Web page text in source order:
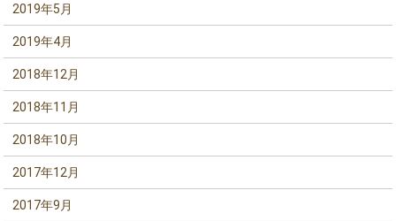
2019年5月
2019年4月
2018年12月
2018年11月
2018年10月
2017年12月
2017年9月